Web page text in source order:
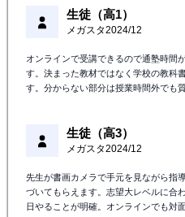
生徒（高1）
メガスタ2024/12
オンラインで受講できるので通塾時間
す。決まった教材ではなく学校の教科
す。分からない部分は授業時間外でも
生徒（高3）
メガスタ2024/12
先生が書画カメラで手元を見ながら指
づいてもらえます。志望大レベルに合
日やることが明確。オンラインでも対